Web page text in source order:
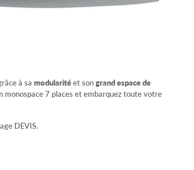
à sa modularitéet songrand espace de
monospace 7 places et embarquez toute votre
DEVIS.